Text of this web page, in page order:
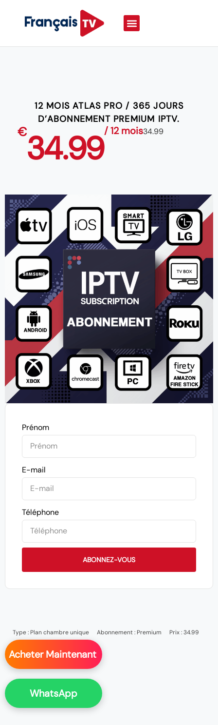
12 MOIS ATLAS PRO / 365 JOURS
D’ABONNEMENT PREMIUM IPTV.
€34.99/ 12 mois34.99
Prénom
E-mail
Téléphone
ABONNEZ-VOUS
Type : Plan chambre unique Abonnement : Premium Prix : 34.99
Acheter Maintenant
WhatsApp